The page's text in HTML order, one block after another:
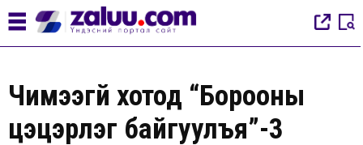
Чимээгүй хотод “Борооны
цэцэрлэг байгуулъя”-3